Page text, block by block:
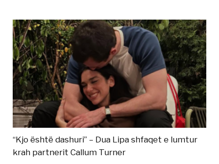
“Kjo është dashuri” – Dua Lipa shfaqet e lumtur
krah partnerit Callum Turner